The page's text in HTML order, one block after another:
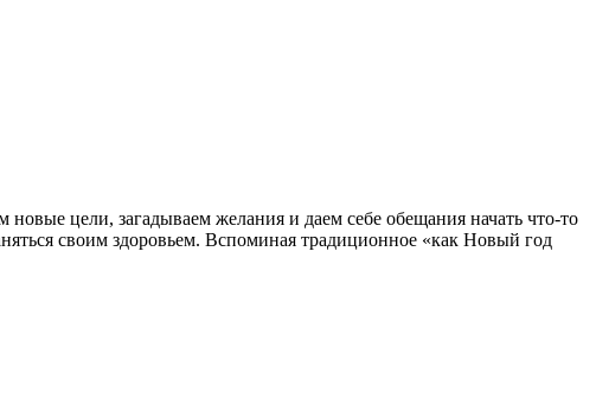
цели, загадываем желания и даем себе обещания начать что-то
своим здоровьем. Вспоминая традиционное «как Новый год